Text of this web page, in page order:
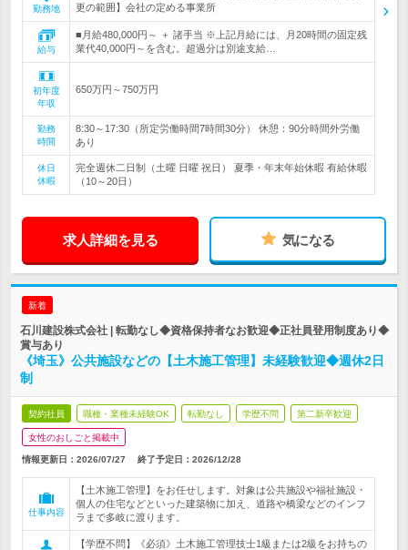
勤務地
更の範囲】会社の定める事業所
給与
■月給480,000円～ ＋ 諸手当 ※上記月給には、月20時間の固定残
業代40,000円～を含む。超過分は別途支給…
初年度
年収
650万円～750万円
勤務
時間
8:30～17:30（所定労働時間7時間30分） 休憩：90分時間外労働
あり
休日
休暇
完全週休二日制（土曜 日曜 祝日） 夏季・年末年始休暇 有給休暇
（10～20日）
求人詳細を見る 気になる
新着
石川建設株式会社 | 転勤なし◆資格保持者なお歓迎◆正社員登用制度あり◆
賞与あり
《埼玉》公共施設などの【土木施工管理】未経験歓迎◆週休2日
制
契約社員 職種・業種未経験OK 転勤なし 学歴不問 第二新卒歓迎
女性のおしごと掲載中
情報更新日：2026/07/27 終了予定日： 2026/12/28
仕事内容
【土木施工管理】をお任せします。対象は公共施設や福祉施設・
個人の住宅などといった建築物に加え、道路や橋梁などのインフ
ラまで多岐に渡ります。
【学歴不問】《必須》土木施工管理技士1級または2級をお持ちの